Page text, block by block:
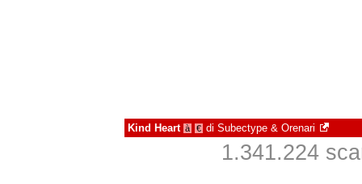
Kind Heart à € di Subectype & Orenari
1.341.224